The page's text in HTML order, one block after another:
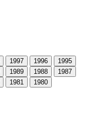
1997 1996
1995
1989 1988
1987
1981 1980